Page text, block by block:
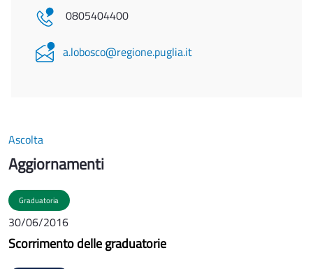
0805404400
a.lobosco@regione.puglia.it
Ascolta
Aggiornamenti
Graduatoria
30/06/2016
Scorrimento delle graduatorie